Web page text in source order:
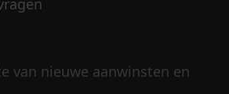
van nieuwe aanwinsten en